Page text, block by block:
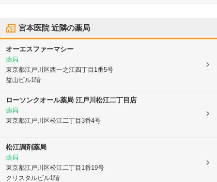
宮本医院近隣の薬局
オーエスファーマシー
薬局
東京都江戸川区西一之江四丁目1番5号
益山ビル1階
ローソンクオール薬局 江戸川松江二丁目店
薬局
東京都江戸川区松江二丁目3番4号
松江調剤薬局
薬局
東京都江戸川区松江二丁目1番19号
クリスタルビル1階